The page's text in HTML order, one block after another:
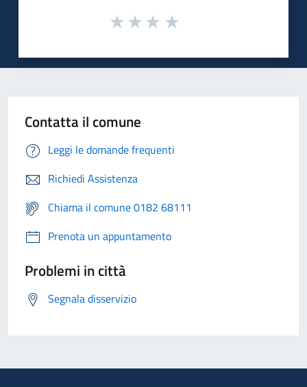
Contatta il comune
Leggi le domande frequenti
Richiedi Assistenza
Chiama il comune 0182 68111
Prenota un appuntamento
Problemi in città
Segnala disservizio